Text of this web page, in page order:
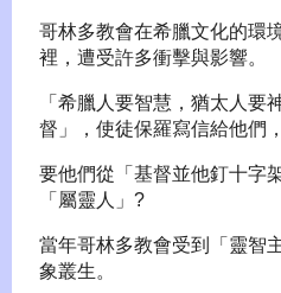
哥林多教會在希臘文化的環
裡，遭受許多衝擊與影響。
「希臘人要智慧，猶太人
督」，使徒保羅寫信給他們，
要他們從「基督並他釘十字
「屬靈人」?
當年哥林多教會受到「靈智
象叢生。